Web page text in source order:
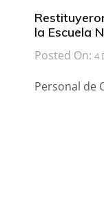
la Escuela
Posted On: 4
Personal de